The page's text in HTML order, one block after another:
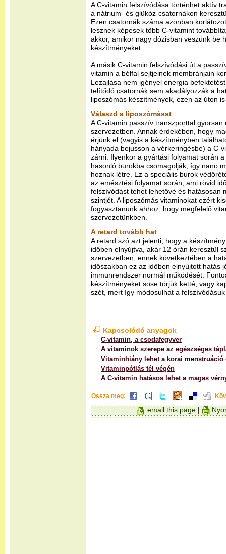
A C-vitamin felszívódása történhet aktív
a nátrium- és glükóz-csatornákon
Ezen csatornák száma azonban
lesznek képesek több C-vitamint
akkor, amikor nagy dózisban veszünk be
készítményeket.
A másik C-vitamin felszívódási út a
vitamin a bélfal sejtjeinek membránjain
Lezajlása nem igényel energia
telítődő csatornák sem akadályozzák a
liposzómás készítmények, ezen az úton
Válaszd a liposzómásat
A C-vitamin passzív transzporttal
szervezetben. Annak érdekében, hogy
érjünk el (vagyis a készítményben
hányada bejusson a vérkeringésbe) a C-
zárni. Ilyenkor a gyártási folyamat során
hasonló burokba csomagolják, így nano
hoznak létre. Ez a speciális burok
az emésztési folyamat során, ami rövid
felszívódást tehet lehetővé és hatásosan
szintjét. A liposzómás vitaminokat ezért
fogyasztanunk ahhoz, hogy megfelelő
szervezetünkben.
A retard tovább hat
A retard szó azt jelenti, hogy a
időben elnyújtva, akár 12 órán keresztül
szervezetben, ennek következtében a
időszakban ez az időben elnyújtott hatás
immunrendszer normál működését.
készítményeket sose törjük ketté, vagy
szét, mert így módosulhat a
Kapcsolódó anyagok
C-vitamin, a csodafegyver
A vitaminok szerepe az egészséges
Vitaminhiány lehet a korai menstruáció
Vitaminpótlás tél végén
A C-vitamin hatásos lehet a magas
Ossza meg:
email this page|